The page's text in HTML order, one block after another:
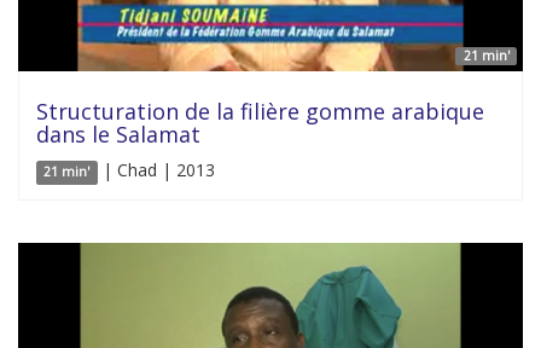
21 min'
Structuration de la filière gomme arabique
dans le Salamat
21 min' | Chad | 2013